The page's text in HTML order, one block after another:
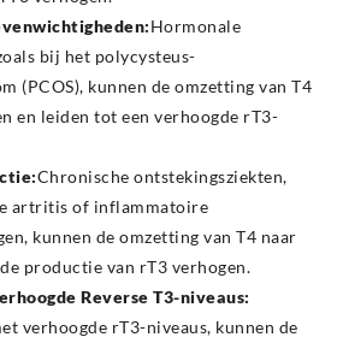
Hormonale
bij het polycysteus-
(PCOS), kunnen de omzetting van T4
en leiden tot een verhoogde rT3-
Chronische ontstekingsziekten,
artritis of inflammatoire
kunnen de omzetting van T4 naar
productie van rT3 verhogen.
Reverse T3-niveaus:
verhoogde rT3-niveaus, kunnen de